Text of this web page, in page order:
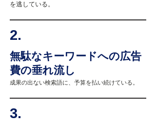
を逃している。
2.
無駄なキーワードへの広告
費の垂れ流し
成果の出ない検索語に、予算を払い続けている。
3.